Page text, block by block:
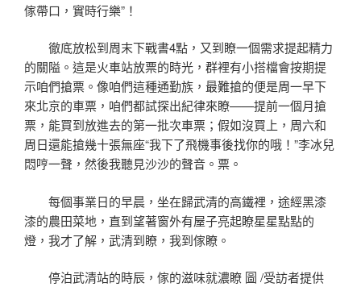
傢帶口，實時行樂”！
徹底放松到周末下戰書4點，又到瞭一個需求提起精力
的關隘。這是火車站放票的時光，群裡有小搭檔會按期提
示咱們搶票。像咱們這種通勤族，最難搶的便是周一早下
來北京的車票，咱們都試探出紀律來瞭——提前一個月搶
票，能買到放進去的第一批次車票；假如沒買上，周六和
周日還能搶幾十張無座“我下了飛機事後找你的哦！”李冰兒
悶哼一聲，然後我聽見沙沙的聲音。票。
每個事業日的早晨，坐在歸武清的高鐵裡，途經黑漆
漆的農田菜地，直到望著窗外有屋子亮起瞭星星點點的
燈，我才了解，武清到瞭，我到傢瞭。
停泊武清站的時辰，傢的滋味就濃瞭 圖 /受訪者提供